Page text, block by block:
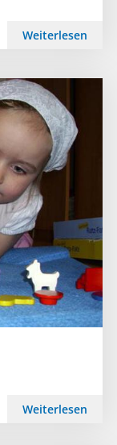
Weiterlesen
Weiterlesen